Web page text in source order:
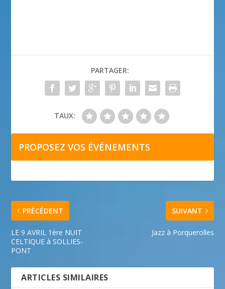
PARTAGER:
TAUX:
PROPOSEZ VOS ÉVÉNEMENTS
PRÉCÉDENT
LE 9 AVRIL 1ère NUIT
CELTIQUE à SOLLIES-
PONT
SUIVANT
Jazz à Porquerolles
ARTICLES SIMILAIRES